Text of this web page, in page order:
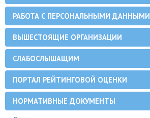
РАБОТА С ПЕРСОНАЛЬНЫМИ ДАННЫМИ
ВЫШЕСТОЯЩИЕ ОРГАНИЗАЦИИ
СЛАБОСЛЫШАЩИМ
ПОРТАЛ РЕЙТИНГОВОЙ ОЦЕНКИ
НОРМАТИВНЫЕ ДОКУМЕНТЫ